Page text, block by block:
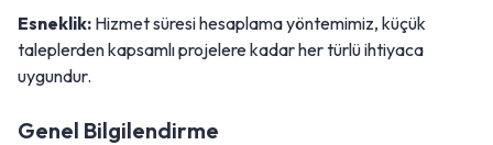
Esneklik: Hizmet süresi hesaplama yöntemimiz, küçük
taleplerden kapsamlı projelere kadar her türlü ihtiyaca
uygundur.
Genel Bilgilendirme